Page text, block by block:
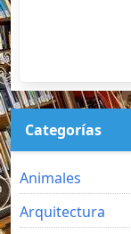
Categorías
Animales
Arquitectura